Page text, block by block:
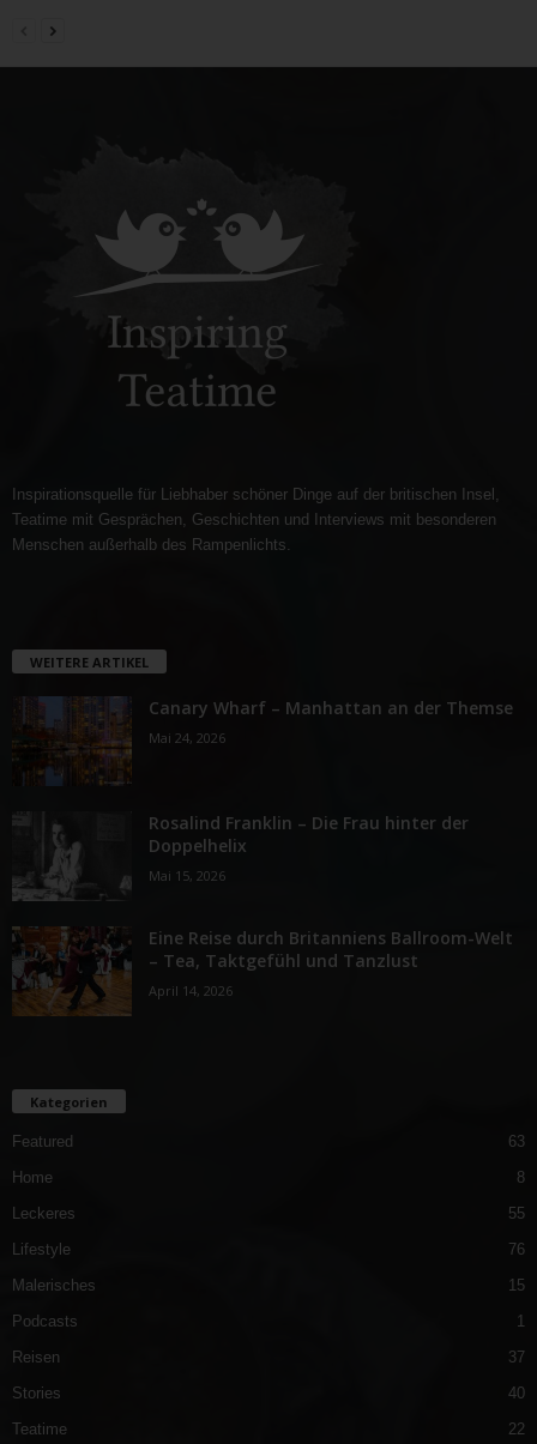
Inspirationsquelle für Liebhaber schöner Dinge auf der britischen Insel,
Teatime mit Gesprächen, Geschichten und Interviews mit besonderen
Menschen außerhalb des Rampenlichts.
WEITERE ARTIKEL
Canary Wharf – Manhattan an der Themse
Mai 24, 2026
Rosalind Franklin – Die Frau hinter der
Doppelhelix
Mai 15, 2026
Eine Reise durch Britanniens Ballroom-Welt
– Tea, Taktgefühl und Tanzlust
April 14, 2026
Kategorien
Featured
63
Home
8
Leckeres
55
Lifestyle
76
Malerisches
15
Podcasts
1
Reisen
37
Stories
40
Teatime
22